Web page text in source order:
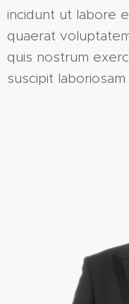
incidunt ut labore
quaerat
quis nostrum
suscipit